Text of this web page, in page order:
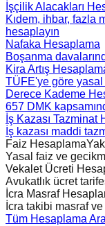
İşçilik Alacakları
Kıdem, ihbar, fazla
hesaplayın
Nafaka Hesaplama
Boşanma
Kira Artış
TÜFE'ye göre yasal
Derece Kademe
657 DMK
İş Kazası Tazminat
İş kazası maddi
Faiz Hesaplama
Yasal faiz ve
Vekalet Ücreti
Avukatlık ücret
İcra Masraf
İcra takibi masraf ve
Tüm Hesaplama